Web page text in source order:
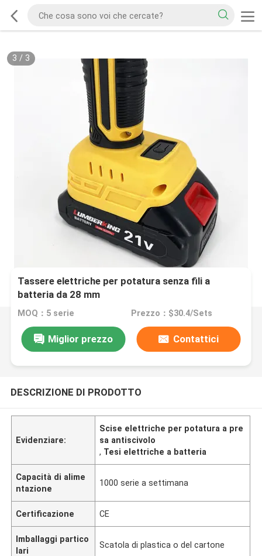
3 / 3
Tassere elettriche per potatura senza fili a
batteria da 28 mm
MOQ：5 serie Prezzo：$30.4/Sets
Miglior prezzo Contattici
DESCRIZIONE DI PRODOTTO
Evidenziare:
Scise elettriche per potatura a pre
sa antiscivolo
, Tesi elettriche a batteria
Capacità di alime
ntazione
1000 serie a settimana
Certificazione CE
Imballaggi partico
lari
Scatola di plastica o del cartone